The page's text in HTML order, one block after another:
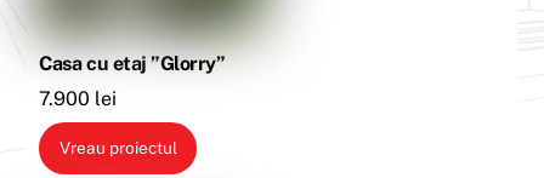
Casa cu etaj ”Glorry”
7.900 lei
Vreau proiectul